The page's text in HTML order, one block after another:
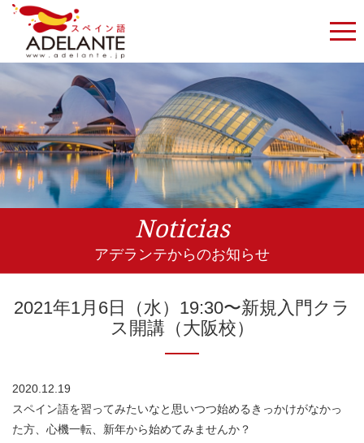
Noticias
アデランテからのお知らせ
2021年1月6日（水）19:30〜新規入門クラ
ス開講（大阪校）
2020.12.19
スペイン語を習ってみたいなと思いつつ始めるきっかけがなかっ
た方、心機一転、新年から始めてみませんか？